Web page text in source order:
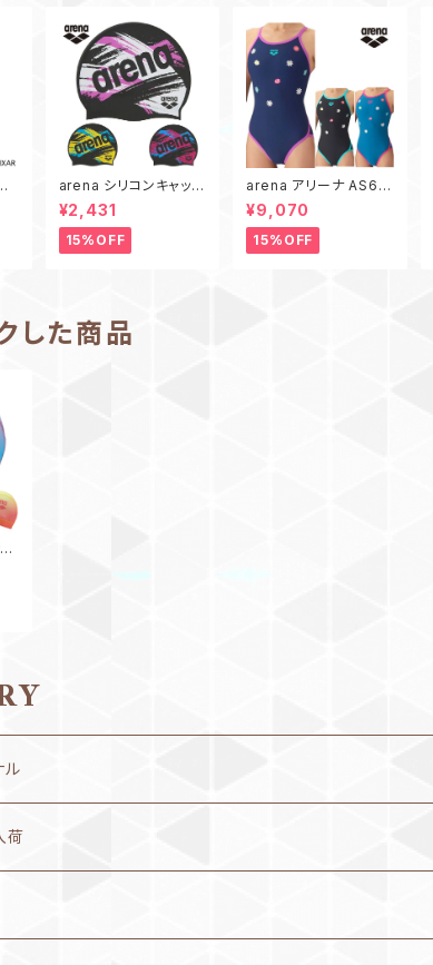
arena シリコンキャップ
AS6FSC24U スイムキ
ャップ スイミングキャッ
プ 水泳 帽子 アリーナ
シリコーンキャップ
¥2,431
15%OFF
arena アリーナ AS6F
WM27L お花 刺繍 タ
フスーツ 練習用水着 レ
ディース 水泳 競泳 トレ
ーニングワンピース
¥9,070
15%OFF
した商品
ル
ル)シリーズ
荷